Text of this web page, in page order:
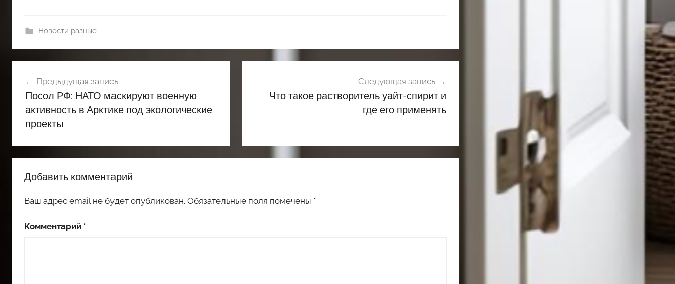
Новости разные
по
записям
Предыдущая запись
Посол РФ: НАТО маскируют военную
активность в Арктике под экологические
проекты
Следующая запись
Что такое растворитель уайт-спирит и
где его применять
Добавить комментарий
Ваш адрес email не будет опубликован. Обязательные поля помечены *
Комментарий *